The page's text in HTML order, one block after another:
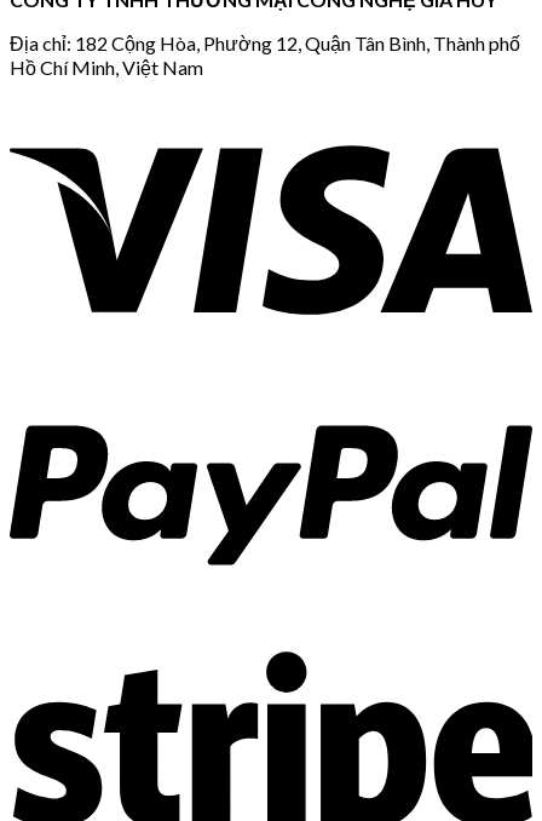
Địa chỉ: 182 Cộng Hòa, Phường 12, Quận Tân Bình, Thành phố
Hồ Chí Minh, Việt Nam